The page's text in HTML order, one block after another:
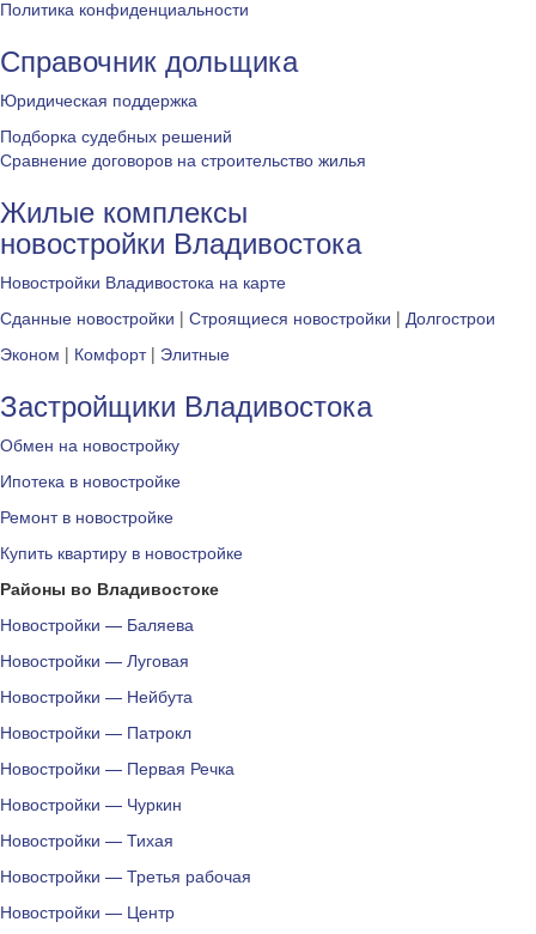
Политика конфиденциальности
Справочник дольщика
Юридическая поддержка
Подборка судебных решений
Сравнение договоров на строительство жилья
Жилые комплексы
новостройки Владивостока
Новостройки Владивостока на карте
Сданные новостройки | Строящиеся новостройки | Долгострои
Эконом | Комфорт| Элитные
Застройщики Владивостока
Обмен на новостройку
Ипотека в новостройке
Ремонт в новостройке
Купить квартиру в новостройке
Районы во Владивостоке
Новостройки — Баляева
Новостройки — Луговая
Новостройки — Нейбута
Новостройки — Патрокл
Новостройки — Первая Речка
Новостройки — Чуркин
Новостройки — Тихая
Новостройки — Третья рабочая
Новостройки — Центр